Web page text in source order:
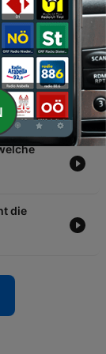
politisch
die